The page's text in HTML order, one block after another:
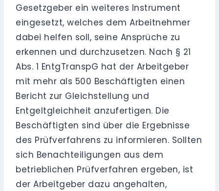
Gesetzgeber ein weiteres Instrument
eingesetzt, welches dem Arbeitnehmer
dabei helfen soll, seine Ansprüche zu
erkennen und durchzusetzen. Nach § 21
Abs. 1 EntgTranspG hat der Arbeitgeber
mit mehr als 500 Beschäftigten einen
Bericht zur Gleichstellung und
Entgeltgleichheit anzufertigen. Die
Beschäftigten sind über die Ergebnisse
des Prüfverfahrens zu informieren. Sollten
sich Benachteiligungen aus dem
betrieblichen Prüfverfahren ergeben, ist
der Arbeitgeber dazu angehalten,